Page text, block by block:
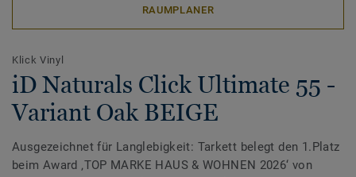
RAUMPLANER
Klick Vinyl
iD Naturals Click Ultimate 55 -
Variant Oak BEIGE
Ausgezeichnet für Langlebigkeit: Tarkett belegt den 1.Platz
beim Award ‚TOP MARKE HAUS & WOHNEN 2026‘ von